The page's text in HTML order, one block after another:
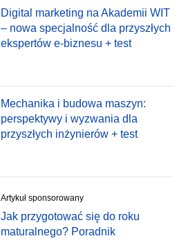
Digital marketing na Akademii WIT
– nowa specjalność dla przyszłych
ekspertów e-biznesu + test
Mechanika i budowa maszyn:
perspektywy i wyzwania dla
przyszłych inżynierów + test
Artykuł sponsorowany
Jak przygotować się do roku
maturalnego? Poradnik